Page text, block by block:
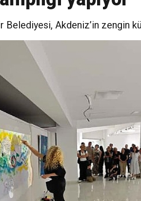
Belediyesi, Akdeniz’in zengin